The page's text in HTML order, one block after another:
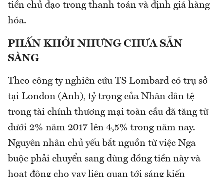
tiền chủ đạo trong thanh toán và định giá hàng
hóa.
PHẤN KHỞI NHƯNG CHƯA SẴN
SÀNG
Theo công ty nghiên cứu TS Lombard có trụ sở
tại London (Anh), tỷ trọng của Nhân dân tệ
trong tài chính thương mại toàn cầu đã tăng từ
dưới 2% năm 2017 lên 4,5% trong năm nay.
Nguyên nhân chủ yếu bắt nguồn từ việc Nga
buộc phải chuyển sang dùng đồng tiền này và
hoạt động cho vay liên quan tới sáng kiến